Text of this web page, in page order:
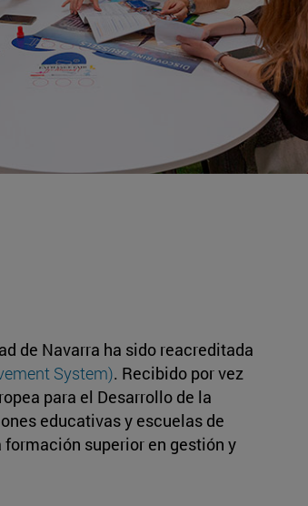
de Navarra ha sido reacreditada
System). Recibido por vez
para el Desarrollo de la
educativas y escuelas de
superior en gestión y